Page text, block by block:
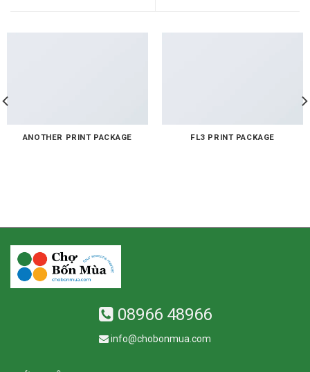
ANOTHER PRINT PACKAGE FL3 PRINT PACKAGE
08966 48966
info@chobonmua.com